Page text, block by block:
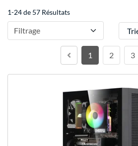
1-24 de 57 Résultats
Filtrage Trier
1 2 3